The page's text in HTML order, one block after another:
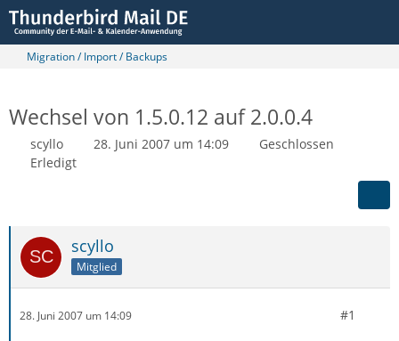
Migration / Import / Backups
Wechsel von 1.5.0.12 auf 2.0.0.4
scyllo 28. Juni 2007 um 14:09
Geschlossen
Erledigt
scyllo
Mitglied
28. Juni 2007 um 14:09 #1